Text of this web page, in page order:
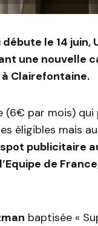
débute le 14
une nouvelle
Clairefontaine.
(6€ par mois) qui
éligibles mais
spot publicitaire
de
baptisée «